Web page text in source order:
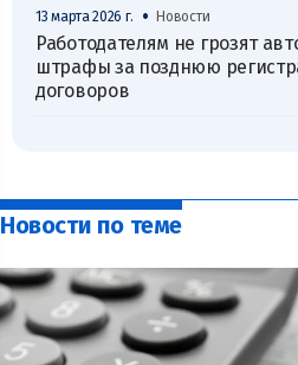
13 марта 2026 г. • Новости
Работодателям не грозят
штрафы за позднюю
договоров
Новости по теме